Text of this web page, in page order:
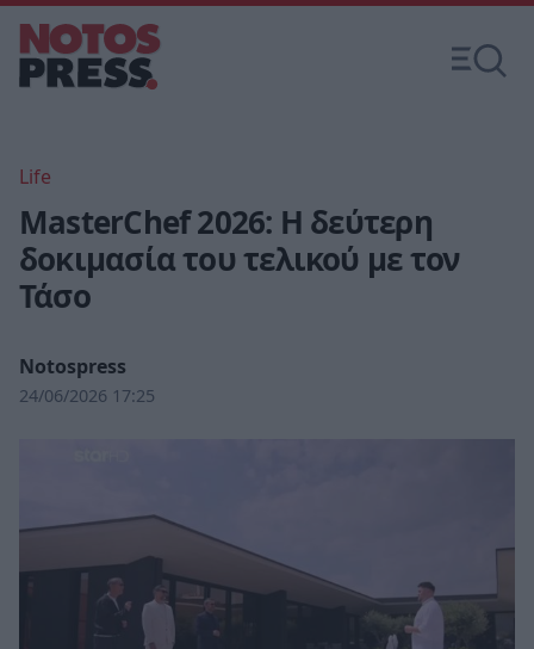
Life
MasterChef 2026: Η δεύτερη
δοκιμασία του τελικού με τον
Τάσο
Notospress
24/06/2026 17:25